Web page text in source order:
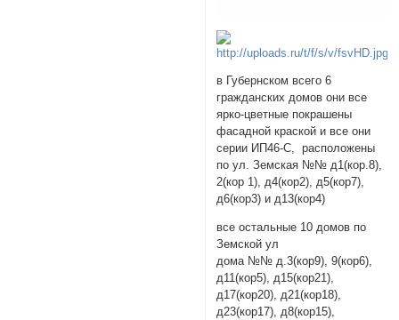
в Губернском всего 6
гражданских домов они все
ярко-цветные покрашены
фасадной краской и все они
серии ИП46-С, расположены
по ул. Земская №№ д1(кор.8),
2(кор 1), д4(кор2), д5(кор7),
д6(кор3) и д13(кор4)
все остальные 10 домов по
Земской ул
дома №№ д.3(кор9), 9(кор6),
д11(кор5), д15(кор21),
д17(кор20), д21(кор18),
д23(кор17), д8(кор15),